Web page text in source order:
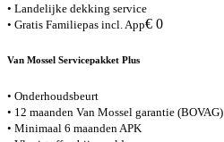
• Landelijke dekking service
• Gratis Familiepas incl. App€ 0
Van Mossel Servicepakket Plus
• Onderhoudsbeurt
• 12 maanden Van Mossel garantie (BOVAG)
• Minimaal 6 maanden APK